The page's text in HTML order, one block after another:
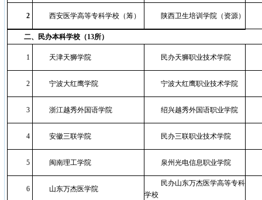
2 西安医学高等专科学校（筹） 陕西卫生培训学院（资源）
二、民办本科学校（13所）
1 天津天狮学院 民办天狮职业技术学院
2 宁波大红鹰学院 宁波大红鹰职业技术学院
3 浙江越秀外国语学院 绍兴越秀外国语职业学院
4 安徽三联学院 民办三联职业技术学院
5 闽南理工学院 泉州光电信息职业学院
6 山东万杰医学院
民办山东万杰医学高等专科
学校